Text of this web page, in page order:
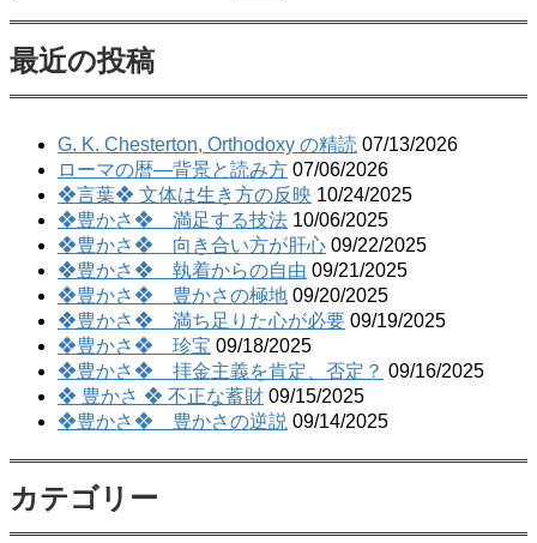
最近の投稿
G. K. Chesterton, Orthodoxy の精読 07/13/2026
ローマの暦―背景と読み方 07/06/2026
❖言葉❖ 文体は生き方の反映 10/24/2025
❖豊かさ❖ 満足する技法 10/06/2025
❖豊かさ❖ 向き合い方が肝心 09/22/2025
❖豊かさ❖ 執着からの自由 09/21/2025
❖豊かさ❖ 豊かさの極地 09/20/2025
❖豊かさ❖ 満ち足りた心が必要 09/19/2025
❖豊かさ❖ 珍宝 09/18/2025
❖豊かさ❖ 拝金主義を肯定、否定？ 09/16/2025
❖ 豊かさ ❖ 不正な蓄財 09/15/2025
❖豊かさ❖ 豊かさの逆説 09/14/2025
カテゴリー